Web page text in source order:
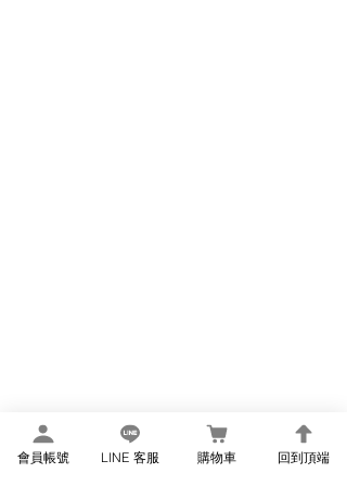
會員帳號 LINE 客服 購物車 回到頂端